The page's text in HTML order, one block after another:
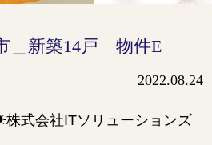
＿新築14戸 物件E
2022.08.24
式会社ITソリューションズ